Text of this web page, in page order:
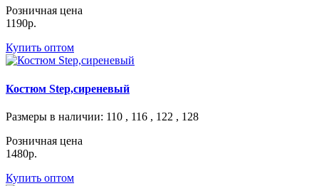
Розничная цена
1190р.
Купить оптом
Костюм Step,сиреневый
Размеры в наличии: 110 , 116 , 122 , 128
Розничная цена
1480р.
Купить оптом